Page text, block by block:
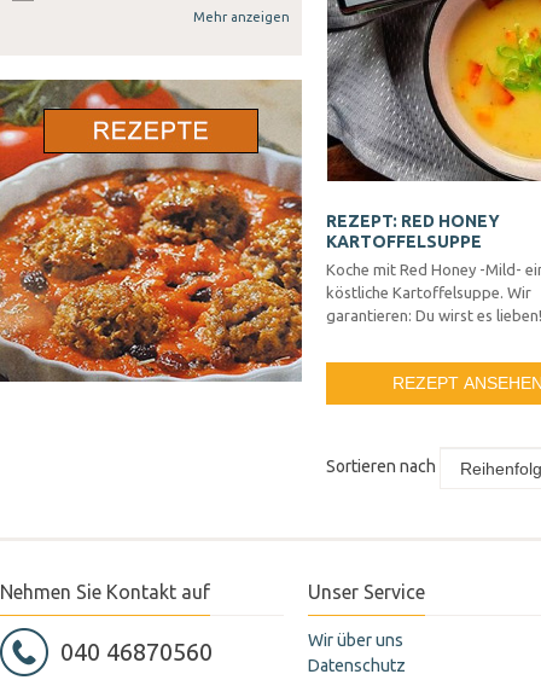
REZEPT: RED HONEY
KARTOFFELSUPPE
Koche mit Red Honey -Mild-
köstliche Kartoffelsuppe. Wir
garantieren: Du wirst es lieben!
REZEPT
Sortieren nach
ohne Senf
ohne Sellerie
ohne Lupine
ohne Gluten
ohne Nüsse
Mehr anzeigen
Nehmen Sie Kontakt auf
040 46870560
Unser Service
Wir über uns
Datenschutz